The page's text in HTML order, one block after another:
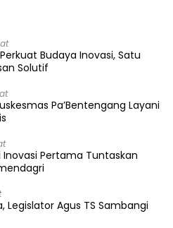
Budaya Inovasi, Satu
Solutif
Pa’Bentengang Layani
Inovasi Pertama Tuntaskan
Legislator Agus TS Sambangi